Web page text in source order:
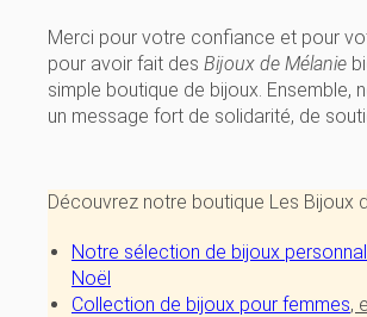
Merci pour votre confiance et pour
pour avoir fait des Bijoux de Mélanie
simple boutique de bijoux. Ensemble,
un message fort de solidarité, de
Découvrez notre boutique Les Bijoux
Notre sélection de bijoux
Noël
Collection de bijoux pour femmes,